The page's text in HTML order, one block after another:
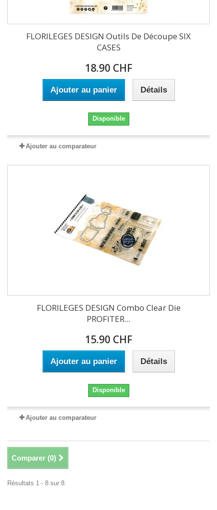
FLORILEGES DESIGN Outils De Découpe SIX
CASES
18.90 CHF
Ajouter au panier Détails
Disponible
Ajouter au comparateur
FLORILEGES DESIGN Combo Clear Die
PROFITER...
15.90 CHF
Ajouter au panier Détails
Disponible
Ajouter au comparateur
Comparer (0)
Résultats 1 - 8 sur 8.